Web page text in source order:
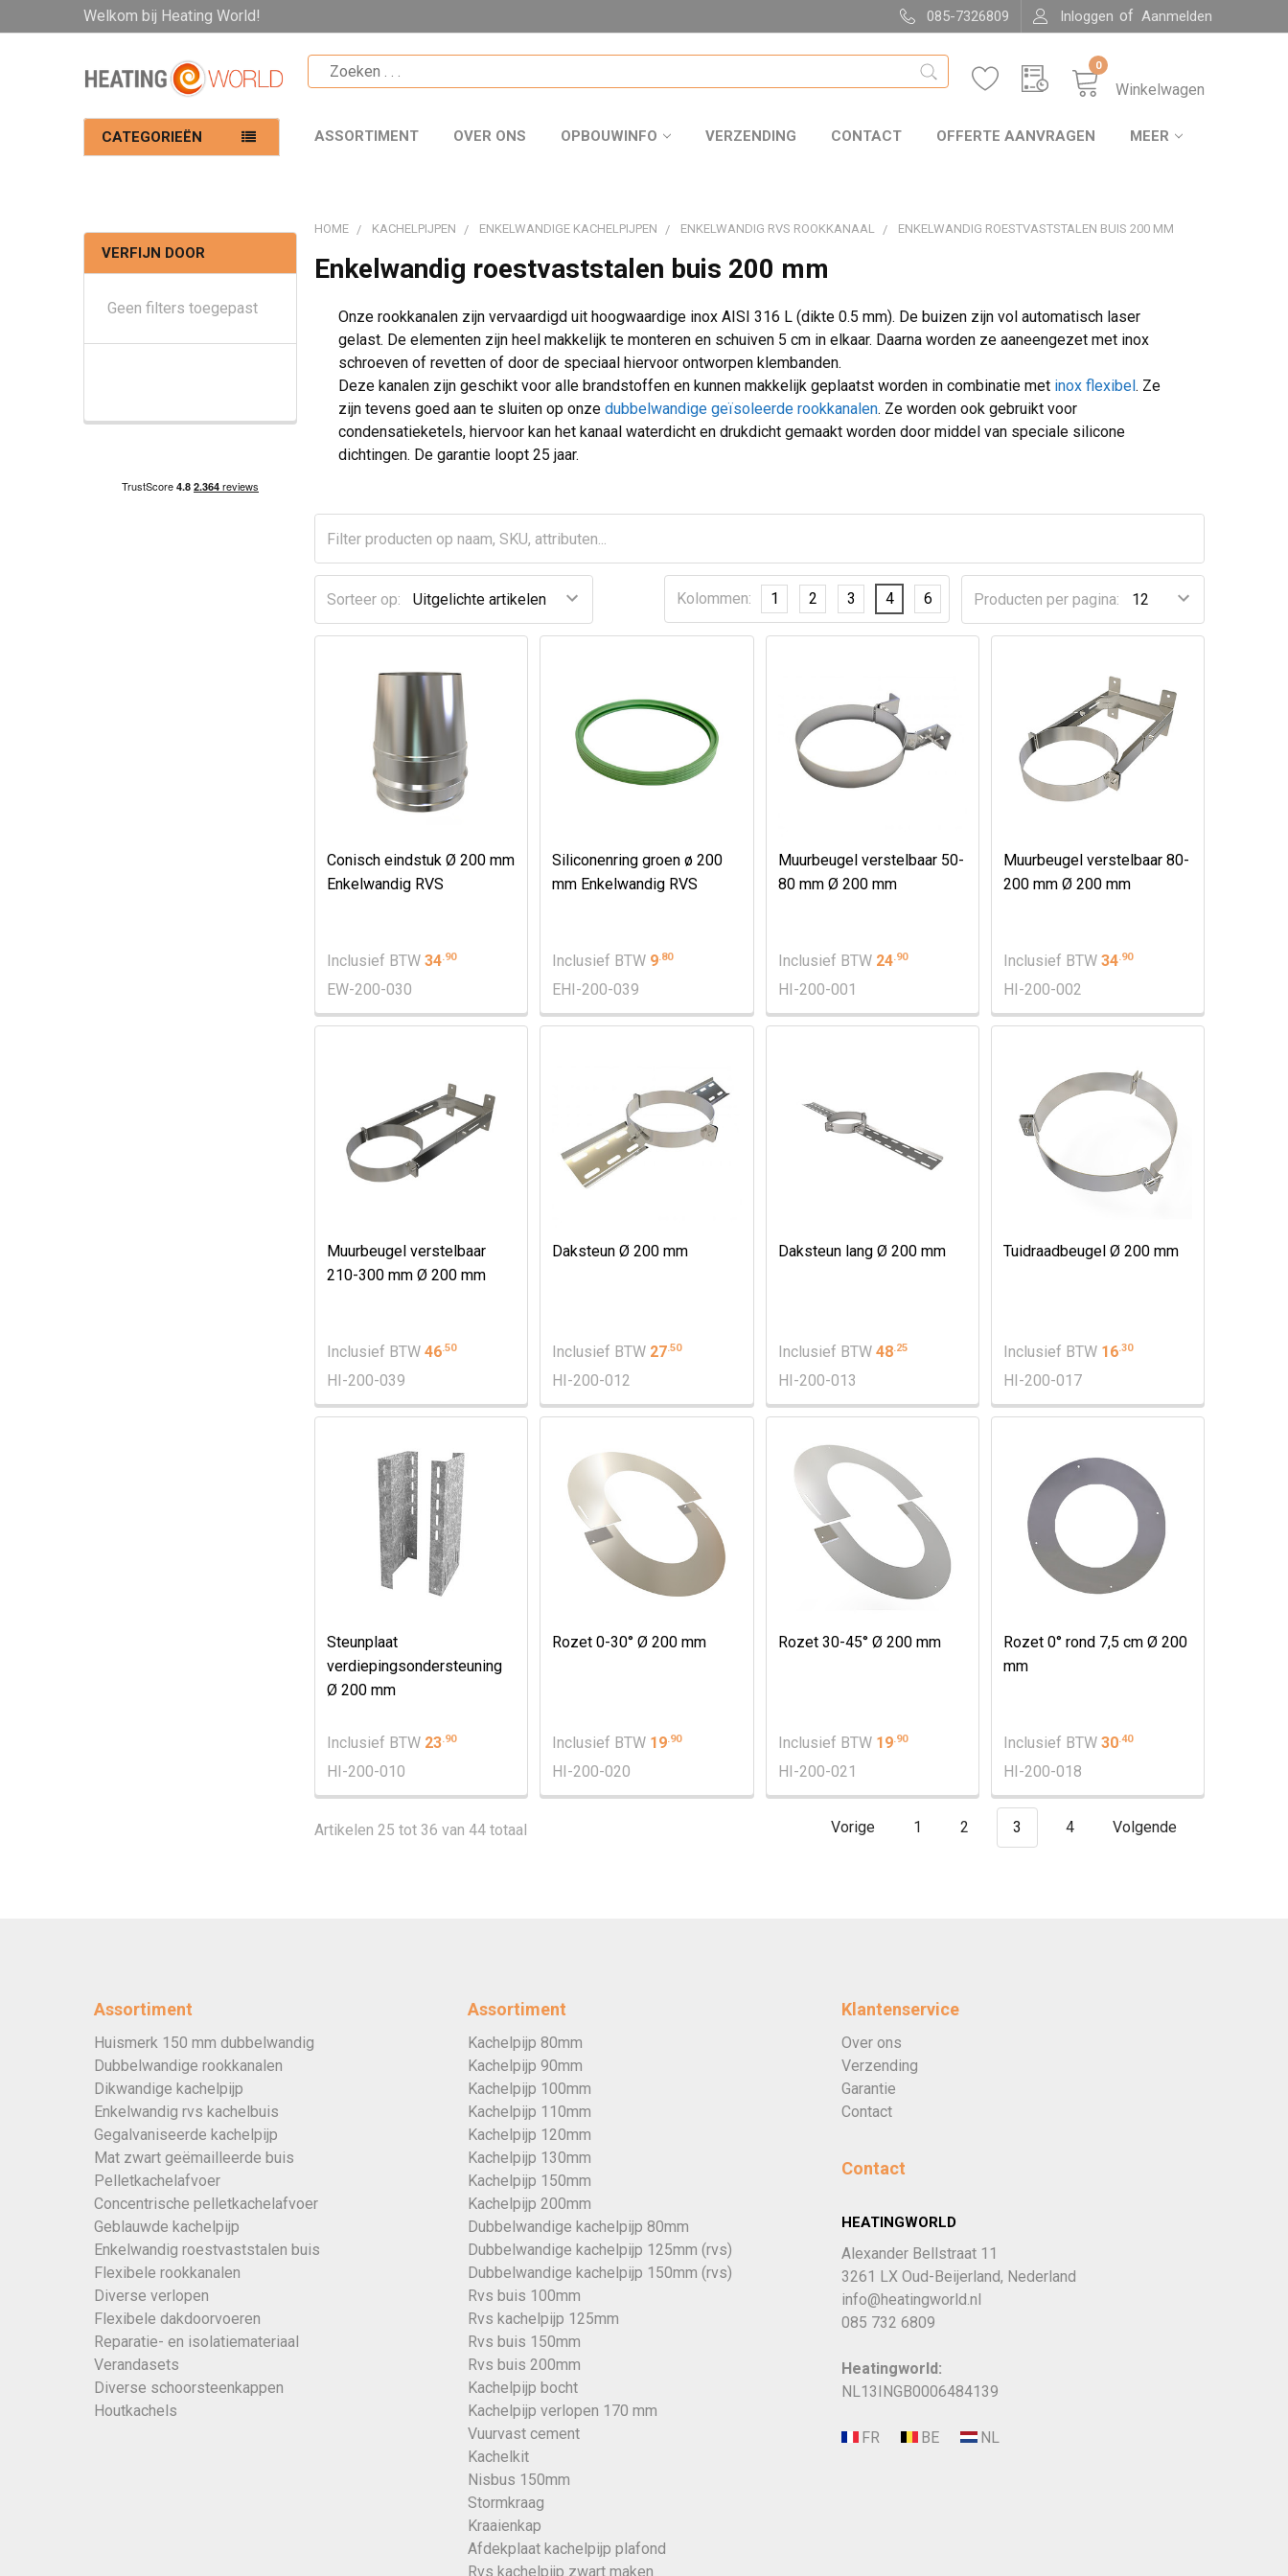
Welkom bij Heating World! 085-7326809 Inloggen of Aanmelden
Winkelwagen
0
CATEGORIEËN ASSORTIMENT OVER ONS OPBOUWINFO VERZENDING CONTACT OFFERTE AANVRAGEN MEER
VERFIJN DOOR
Geen filters toegepast
HOME KACHELPIJPEN ENKELWANDIGE KACHELPIJPEN ENKELWANDIG RVS ROOKKANAAL ENKELWANDIG ROESTVASTSTALEN BUIS 200 MM
Enkelwandig roestvaststalen buis 200 mm
Onze rookkanalen zijn vervaardigd uit hoogwaardige inox AISI 316 L (dikte 0.5 mm). De buizen zijn vol automatisch laser
gelast. De elementen zijn heel makkelijk te monteren en schuiven 5 cm in elkaar. Daarna worden ze aaneengezet met inox
schroeven of revetten of door de speciaal hiervoor ontworpen klembanden.
Deze kanalen zijn geschikt voor alle brandstoffen en kunnen makkelijk geplaatst worden in combinatie met inox flexibel. Ze
zijn tevens goed aan te sluiten op onzedubbelwandige geïsoleerde rookkanalen. Ze worden ook gebruikt voor
condensatieketels, hiervoor kan het kanaal waterdicht en drukdicht gemaakt worden door middel van speciale silicone
dichtingen. De garantie loopt 25 jaar.
Sorteer op: Producten per pagina:
Kolommen: 1 2 3 4 6
Conisch eindstuk Ø 200 mm
Enkelwandig RVS
Inclusief BTW34.90
EW-200-030
Siliconenring groen ø 200
mm Enkelwandig RVS
Inclusief BTW 9.80
EHI-200-039
Muurbeugel verstelbaar 50-
80 mm Ø 200 mm
Inclusief BTW 24.90
HI-200-001
Muurbeugel verstelbaar 80-
200 mm Ø 200 mm
Inclusief BTW 34.90
HI-200-002
Muurbeugel verstelbaar
210-300 mm Ø 200 mm
Inclusief BTW46.50
HI-200-039
Daksteun Ø 200 mm
Inclusief BTW 27.50
HI-200-012
Daksteun lang Ø 200 mm
Inclusief BTW 48.25
HI-200-013
Tuidraadbeugel Ø 200 mm
Inclusief BTW 16.30
HI-200-017
Steunplaat
verdiepingsondersteuning
Ø 200 mm
Inclusief BTW 23.90
HI-200-010
Rozet 0-30° Ø 200 mm
Inclusief BTW 19.90
HI-200-020
Rozet 30-45° Ø 200 mm
Inclusief BTW 19.90
HI-200-021
Rozet 0° rond 7,5 cm Ø 200
mm
Inclusief BTW 30.40
HI-200-018
Artikelen 25 tot 36 van 44 totaal Vorige 1 2 3 4 Volgende
Assortiment
Huismerk 150 mm dubbelwandig
Dubbelwandige rookkanalen
Dikwandige kachelpijp
Enkelwandig rvs kachelbuis
Gegalvaniseerde kachelpijp
Mat zwart geëmailleerde buis
Pelletkachelafvoer
Concentrische pelletkachelafvoer
Geblauwde kachelpijp
Enkelwandig roestvaststalen buis
Flexibele rookkanalen
Diverse verlopen
Flexibele dakdoorvoeren
Reparatie- en isolatiemateriaal
Verandasets
Diverse schoorsteenkappen
Houtkachels
Assortiment
Kachelpijp 80mm
Kachelpijp 90mm
Kachelpijp 100mm
Kachelpijp 110mm
Kachelpijp 120mm
Kachelpijp 130mm
Kachelpijp 150mm
Kachelpijp 200mm
Dubbelwandige kachelpijp 80mm
Dubbelwandige kachelpijp 125mm (rvs)
Dubbelwandige kachelpijp 150mm (rvs)
Rvs buis 100mm
Rvs kachelpijp 125mm
Rvs buis 150mm
Rvs buis 200mm
Kachelpijp bocht
Kachelpijp verlopen 170 mm
Vuurvast cement
Kachelkit
Nisbus 150mm
Stormkraag
Kraaienkap
Afdekplaat kachelpijp plafond
Rvs kachelpijp zwart maken
Klantenservice
Over ons
Verzending
Garantie
Contact
Contact
HEATINGWORLD
Alexander Bellstraat 11
3261 LX Oud-Beijerland, Nederland
info@heatingworld.nl
085 732 6809
Heatingworld:
NL13INGB0006484139